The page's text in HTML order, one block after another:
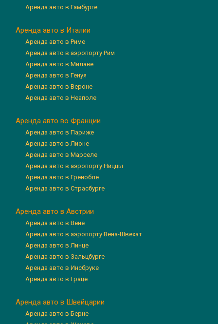
Аренда авто в Гамбурге
Аренда авто в Италии
Аренда авто в Риме
Аренда авто в аэропорту Рим
Аренда авто в Милане
Аренда авто в Генуя
Аренда авто в Вероне
Аренда авто в Неаполе
Аренда авто во Франции
Аренда авто в Париже
Аренда авто в Лионе
Аренда авто в Марселе
Аренда авто в аэропорту Ниццы
Аренда авто в Гренобле
Аренда авто в Страсбурге
Аренда авто в Австрии
Аренда авто в Вене
Аренда авто в аэропорту Вена-Швехат
Аренда авто в Линце
Аренда авто в Зальцбурге
Аренда авто в Инсбруке
Аренда авто в Граце
Аренда авто в Швейцарии
Аренда авто в Берне